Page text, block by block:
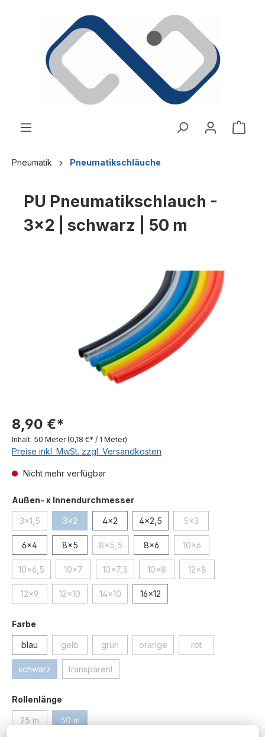
Pneumatik Pneumatikschläuche
PU Pneumatikschlauch -
3x2 | schwarz | 50 m
8,90 €*
Inhalt: 50 Meter (0,18 €* / 1 Meter)
Preise inkl. MwSt. zzgl. Versandkosten
Nicht mehr verfügbar
Außen- x Innendurchmesserauswählen
3x1,5(Diese Option ist zurzeit nicht verfügbar.)
3x2(Diese Option ist zurzeit nicht verfügbar.)
4x2 4x2,5 5x3(Diese Option ist
6x4 8x5 8x5,5(Diese Option ist zurzeit nicht verfügbar.)
8x6 10x6(Diese Option ist
10x6,5(Diese Option ist zurzeit nicht verfügbar.)
10x7(Diese Option ist zurzeit nicht verfügbar.)
10x7,5(Diese Option ist zurzeit nicht verfügbar.)
10x8(Diese Option ist zurzeit nicht
12x8(Diese Option ist
12x9(Diese Option ist zurzeit nicht verfügbar.)
12x10(Diese Option ist zurzeit nicht verfügbar.)
14x10(Diese Option ist zurzeit nicht verfügbar.)
16x12
Farbe
blau gelb(Diese Option ist zurzeit nicht verfügbar.)
grün(Diese Option ist zurzeit nicht verfügbar.)
orange(Diese Option ist zurzeit nicht
rot(Diese Option ist
schwarz(Diese Option ist zurzeit nicht verfügbar.)
transparent(Diese Option ist zurzeit nicht verfügbar.)
Rollenlänge
25 m(Diese Option ist zurzeit nicht verfügbar.)
50 m(Diese Option ist zurzeit nicht verfügbar.)